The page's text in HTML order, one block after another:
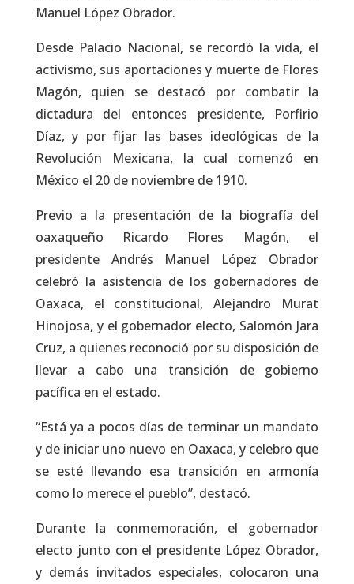
Manuel López Obrador.
Desde Palacio Nacional, se recordó la vida, el
activismo, sus aportaciones y muerte de Flores
Magón, quien se destacó por combatir la
dictadura del entonces presidente, Porfirio
Díaz, y por fijar las bases ideológicas de la
Revolución Mexicana, la cual comenzó en
México el 20 de noviembre de 1910.
Previo a la presentación de la biografía del
oaxaqueño Ricardo Flores Magón, el
presidente Andrés Manuel López Obrador
celebró la asistencia de los gobernadores de
Oaxaca, el constitucional, Alejandro Murat
Hinojosa, y el gobernador electo, Salomón Jara
Cruz, a quienes reconoció por su disposición de
llevar a cabo una transición de gobierno
pacífica en el estado.
“Está ya a pocos días de terminar un mandato
y de iniciar uno nuevo en Oaxaca, y celebro que
se esté llevando esa transición en armonía
como lo merece el pueblo”, destacó.
Durante la conmemoración, el gobernador
electo junto con el presidente López Obrador,
y demás invitados especiales, colocaron una